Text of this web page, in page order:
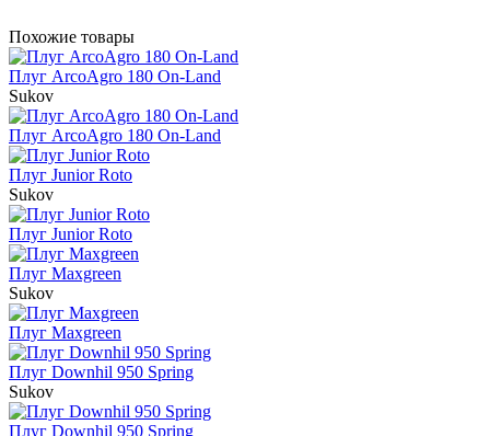
Похожие товары
Плуг ArcoAgro 180 On-Land
Sukov
Плуг ArcoAgro 180 On-Land
Плуг Junior Roto
Sukov
Плуг Junior Roto
Плуг Maxgreen
Sukov
Плуг Maxgreen
Плуг Downhil 950 Spring
Sukov
Плуг Downhil 950 Spring